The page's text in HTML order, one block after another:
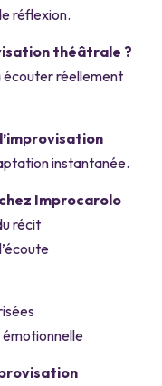
réflexion.
théâtrale ?
écouter réellement
instantanée.
Improcarolo
récit
émotionnelle